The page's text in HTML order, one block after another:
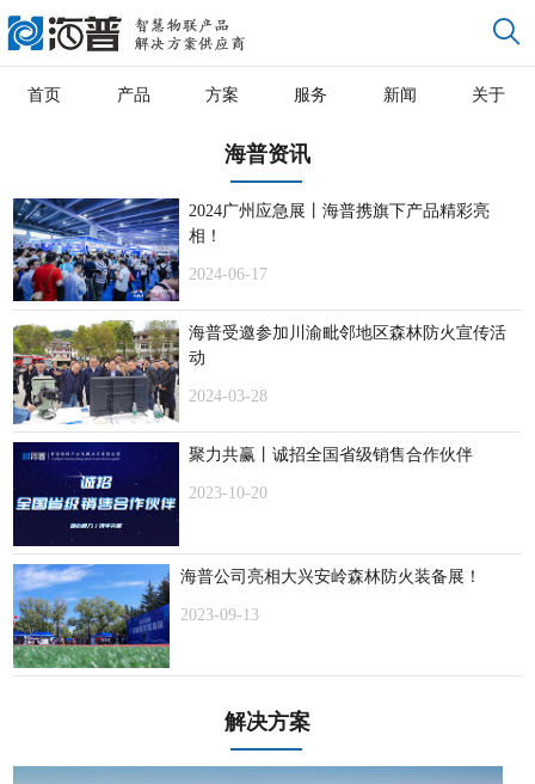
首页 产品 方案 服务 新闻 关于
海普资讯
2024广州应急展丨海普携旗下产品精彩亮
相！
2024-06-17
海普受邀参加川渝毗邻地区森林防火宣传活
动
2024-03-28
聚力共赢丨诚招全国省级销售合作伙伴
2023-10-20
海普公司亮相大兴安岭森林防火装备展！
2023-09-13
解决方案